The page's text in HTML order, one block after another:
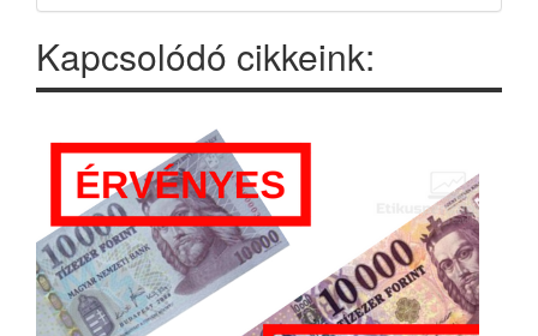
Kapcsolódó cikkeink: